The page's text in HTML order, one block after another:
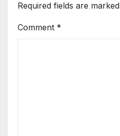
Required fields are marked
Comment *